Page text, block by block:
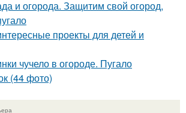
и огорода. Защитим свой огород,
проекты для детей и
чучело в огороде. Пугало
(44 фото)